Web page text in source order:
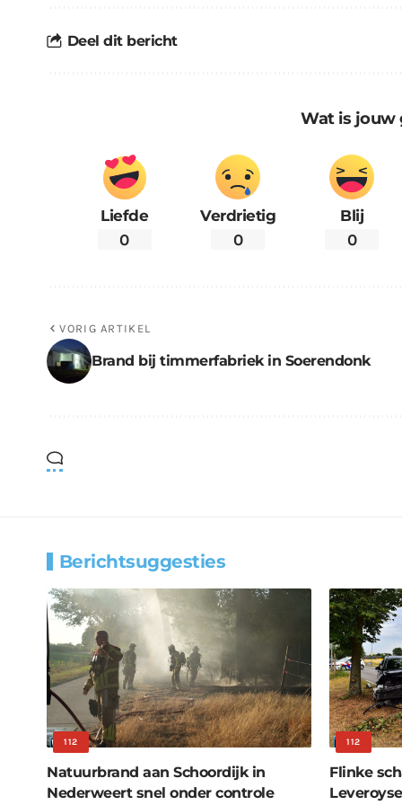
Deel dit bericht
Wat is jouw
Liefde
0
Verdrietig
0
Blij
0
VORIG ARTIKEL
Brand bij timmerfabriek in Soerendonk
Berichtsuggesties
112
Natuurbrand aan Schoordijk in
Nederweert snel onder controle
112
Flinke